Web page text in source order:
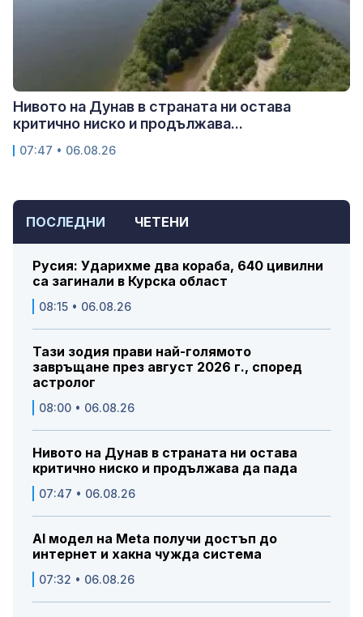
ПОСЛЕДНИ ЧЕТЕНИ
Русия: Ударихме два кораба, 640 цивилни
са загинали в Курска област
08:15 • 06.08.26
Тази зодия прави най-голямото
завръщане през август 2026 г., според
астролог
08:00 • 06.08.26
Нивото на Дунав в страната ни остава
критично ниско и продължава да пада
07:47 • 06.08.26
AI модел на Meta получи достъп до
интернет и хакна чужда система
07:32 • 06.08.26
Нивото на Дунав в страната ни остава
критично ниско и продължава...
07:47 • 06.08.26